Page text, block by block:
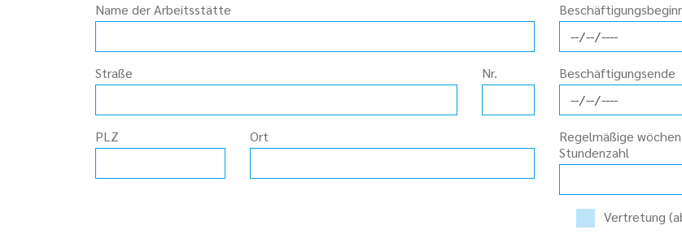
Name der Arbeitsstätte
Straße Nr.
PLZ Ort
Beschäftigungsende
Regelmäßige
Stundenzahl
Vertretung